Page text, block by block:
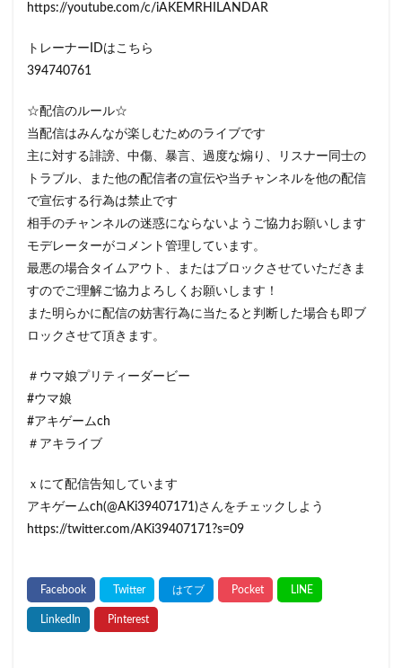
https://youtube.com/c/iAKEMRHILANDAR
トレーナーIDはこちら
394740761
☆配信のルール☆
当配信はみんなが楽しむためのライブです
主に対する誹謗、中傷、暴言、過度な煽り、リスナー同士の
トラブル、また他の配信者の宣伝や当チャンネルを他の配信
で宣伝する行為は禁止です
相手のチャンネルの迷惑にならないようご協力お願いします
モデレーターがコメント管理しています。
最悪の場合タイムアウト、またはブロックさせていただきま
すのでご理解ご協力よろしくお願いします！
また明らかに配信の妨害行為に当たると判断した場合も即ブ
ロックさせて頂きます。
＃ウマ娘プリティーダービー
#ウマ娘
#アキゲームch
＃アキライブ
ｘにて配信告知しています
アキゲームch(@AKi39407171)さんをチェックしよう
https://twitter.com/AKi39407171?s=09